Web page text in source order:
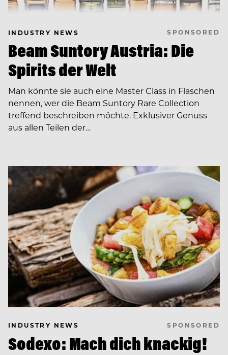
INDUSTRY NEWS SPONSORED
Beam Suntory Austria: Die
Spirits der Welt
Man könnte sie auch eine Master Class in Flaschen
nennen, wer die Beam Suntory Rare Collection
treffend beschreiben möchte. Exklusiver Genuss
aus allen Teilen der…
INDUSTRY NEWS SPONSORED
Sodexo: Mach dich knackig!